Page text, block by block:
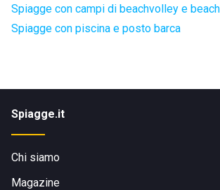
Spiagge con campi di beachvolley e
Spiagge con piscina e posto barca
Spiagge.it
Chi siamo
Magazine